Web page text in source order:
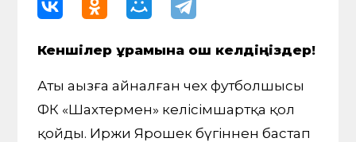
Кеншілер құрамына қош келдіңіздер!
Аты аңызға айналған чех футболшысы
ФК «Шахтермен» келісімшартқа қол
қойды. Иржи Ярошек бүгіннен бастап